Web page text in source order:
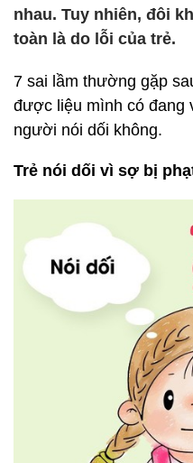
nhau. Tuy nhiên, đôi
toàn là do lỗi của trẻ.
7 sai lầm thường gặp
được liệu mình có đang
người nói dối không.
Trẻ nói dối vì sợ bị